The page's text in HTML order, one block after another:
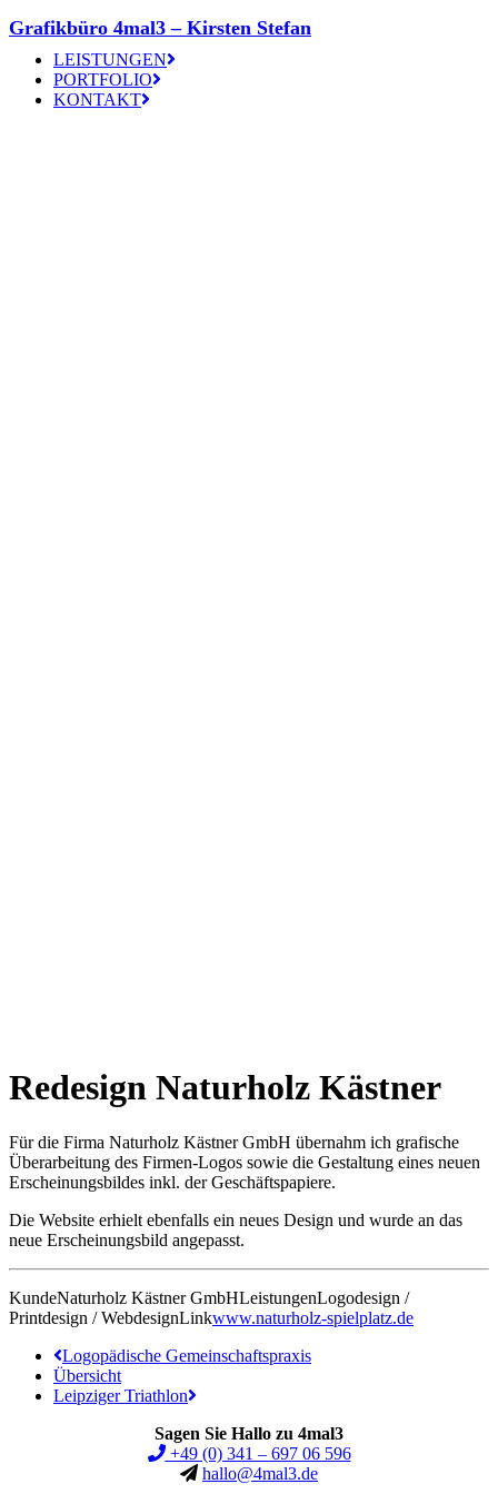
Grafikbüro 4mal3 – Kirsten Stefan
LEISTUNGEN
PORTFOLIO
KONTAKT
Redesign Naturholz Kästner
Für die Firma Naturholz Kästner GmbH übernahm ich grafische
Überarbeitung des Firmen-Logos sowie die Gestaltung eines neuen
Erscheinungsbildes inkl. der Geschäftspapiere.
Die Website erhielt ebenfalls ein neues Design und wurde an das
neue Erscheinungsbild angepasst.
KundeNaturholz Kästner GmbHLeistungenLogodesign /
Printdesign / WebdesignLinkwww.naturholz-spielplatz.de
Logopädische Gemeinschaftspraxis
Übersicht
Leipziger Triathlon
Sagen Sie Hallo zu 4mal3
+49 (0) 341 – 697 06 596
hallo@4mal3.de